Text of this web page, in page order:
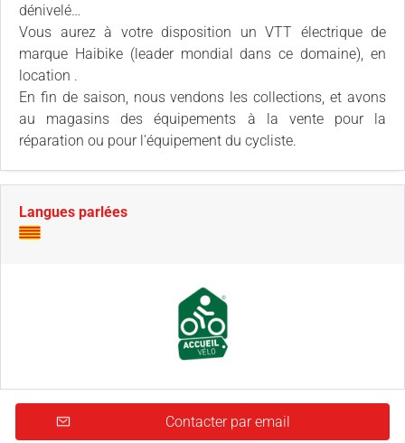
dénivelé…
Vous aurez à votre disposition un VTT électrique de
marque Haibike (leader mondial dans ce domaine), en
location .
En fin de saison, nous vendons les collections, et avons
au magasins des équipements à la vente pour la
réparation ou pour l'équipement du cycliste.
Langues parlées
Contacter par email